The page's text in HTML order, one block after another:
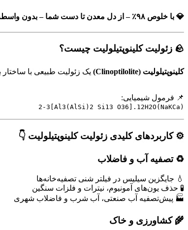
💎 با خلوص ۹۸٪ – از دل معدن تا دست شما – بدون واسطه 🚛
🪨 زئولیت کلینوپتیلولیت چیست؟
کلینوپتیلولیت (Clinoptilolite) یک زئولیت طبیعی با
📌 فرمول شیمیایی:
(NaKCa)2-3[Al3(AlSi)2 Si13 O36].12H2O
⚙️ کاربردهای کلیدی زئولیت کلینوپتیلولیت 👇
♻️ تصفیه آب و فاضلاب
💧 جایگزین سیلیس در فیلتر شنی تصفیه‌خانه‌ها
🧪 حذف یون‌های آمونیوم، نیترات و فلزات سنگین
🏭 پیش‌تصفیه آب صنعتی، آب شرب و فاضلاب شهری
🌾 کشاورزی و خاک